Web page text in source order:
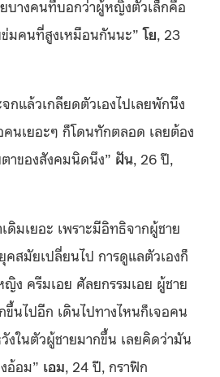
บางคนที่บอกว่าผู้หญิงตัวเล็กคือ
มคนที่สูงเหมือนกันนะ”โย , 23
กแล้วเกลียดตัวเองไปเลยพักนึง
คนเยอะๆ ก็โดนทักตลอด เลยต้อง
าของสังคมนิดนึง” ฝัน , 26 ปี,
ดิมเยอะ เพราะมีอิทธิจากผู้ชาย
สมัยเปลี่ยนไป การดูแลตัวเองก็
ง ครีมเอย ศัลยกรรมเอย ผู้ชาย
นไปอีก เดินไปทางไหนก็เจอคน
ในตัวผู้ชายมากขึ้น เลยคิดว่ามัน
อ้อม” เอม , 24 ปี, กราฟิก